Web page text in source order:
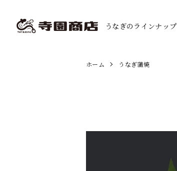
うなぎのラインナップ
ホーム うなぎ蒲焼